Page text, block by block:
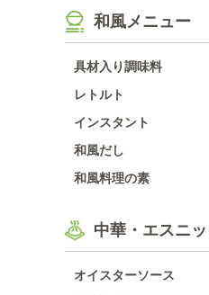
和風メニュー
具材入り調味料
レトルト
インスタント
和風だし
和風料理の素
中華・エスニッ
オイスターソース